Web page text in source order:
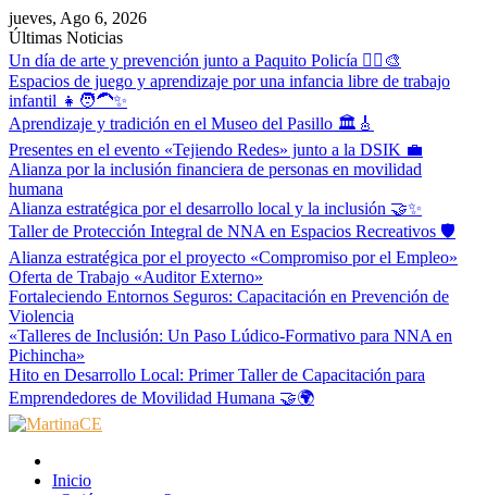
Skip
to
content
jueves, Ago 6, 2026
Últimas Noticias
Un día de arte y prevención junto a Paquito Policía 👮‍♂️🎨
Espacios de juego y aprendizaje por una infancia libre de trabajo
infantil 👧🧑‍🦱✨
Aprendizaje y tradición en el Museo del Pasillo 🏛️🎸
Presentes en el evento «Tejiendo Redes» junto a la DSIK 💼
Alianza por la inclusión financiera de personas en movilidad
humana
Alianza estratégica por el desarrollo local y la inclusión 🤝✨
Taller de Protección Integral de NNA en Espacios Recreativos 🛡️
Alianza estratégica por el proyecto «Compromiso por el Empleo»
Oferta de Trabajo «Auditor Externo»
Fortaleciendo Entornos Seguros: Capacitación en Prevención de
Violencia
«Talleres de Inclusión: Un Paso Lúdico-Formativo para NNA en
Pichincha»
Hito en Desarrollo Local: Primer Taller de Capacitación para
Emprendedores de Movilidad Humana 🤝🌍
MartinaCE
Martina Construyendo Esperanza
Inicio